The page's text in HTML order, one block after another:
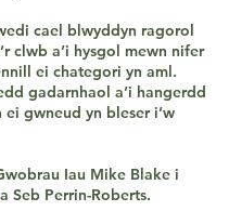
cael blwyddyn ragorol
clwb a’i hysgol mewn nifer
ei chategori yn aml.
gadarnhaol a’i hangerdd
gwneud yn bleser i’w
Iau Mike Blake i
Seb Perrin-Roberts.